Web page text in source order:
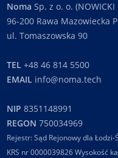
Noma Sp. z o. o. (NOWICKI
96-200 Rawa Mazowiecka
ul. Tomaszowska 90
TEL +48 46 814 5500
EMAIL info@noma.tech
NIP 8351148991
REGON 750034969
Rejestr: Sąd Rejonowy dla
KRS nr 0000039826 Wysokość